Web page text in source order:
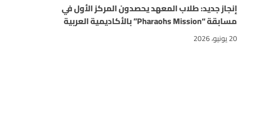
إنجاز جديد: طلاب المعهد يحصدون المركز الأول في
مسابقة “Pharaohs Mission” بالأكاديمية العربية
20 يونيو، 2026